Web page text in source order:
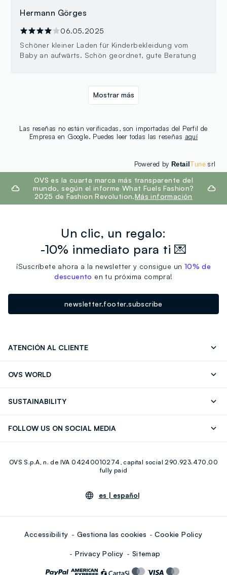
Hermann Görges
06.05.2025
Schöner kleiner Laden für Kinderbekleidung vom
Baby an aufwärts. Schön geordnet, gute Beratung
Las reseñas no están verificadas, son importadas del Perfil de
Empresa en Google. Puedes leer todas las reseñas aquí
Mostrar más
Powered by RetailTunesrl
footer.ariatitleOVS es la cuarta marca más transparente del
mundo, según el informe What Fuels Fashion?
2025 de Fashion Revolution.Más información
Un clic, un regalo:
-10% inmediato para ti 💌
¡Suscríbete ahora a la newsletter y consigue un 10% de
descuento en tu próxima compra!
newsletter.footer.subscribe
ATENCIÓN AL CLIENTE
OVS WORLD
SUSTAINABILITY
FOLLOW US ON SOCIAL MEDIA
Youtube Linkedin
OVS S.p.A, n. de IVA 04240010274, capital social 290.923.470,00
fully paid
es | español
Accessibility Gestiona las cookies Cookie Policy
Privacy Policy Sitemap